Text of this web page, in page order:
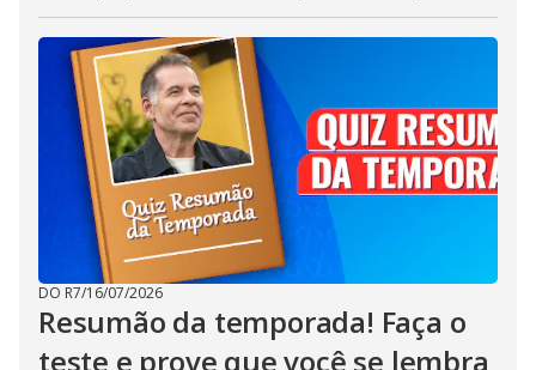
DO R7/16/07/2026
Resumão da temporada! Faça o
teste e prove que você se lembra